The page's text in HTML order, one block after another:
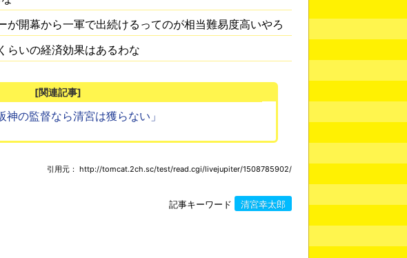
が開幕から一軍で出続けるってのが相当難易度高いやろ
らいの経済効果はあるわな
[関連記事]
神の監督なら清宮は獲らない」
引用元： http://tomcat.2ch.sc/test/read.cgi/livejupiter/1508785902/
記事キーワード 清宮幸太郎